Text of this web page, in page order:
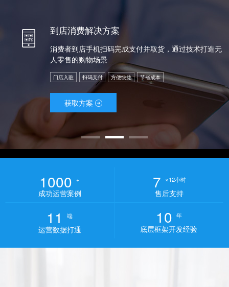
到店消费解决方案
消费者到店手机扫码完成支付并取货，通过技术打造无
人零售的购物场景
门店入驻 扫码支付 方便快捷 节省成本
获取方案
1000+
成功运营案例
7 ×12小时
售后支持
11端
运营数据打通
10 年
底层框架开发经验